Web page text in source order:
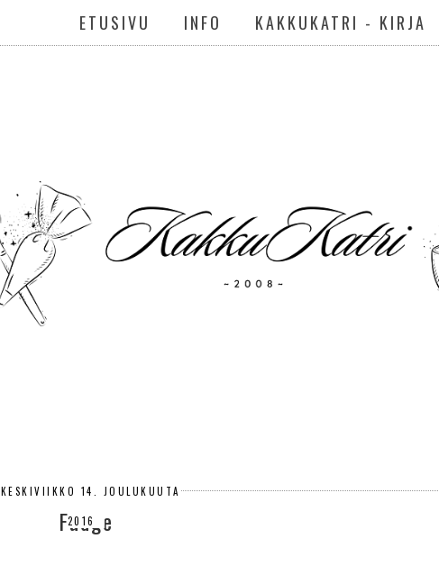
ETUSIVU INFO KAKKUKATRI - KIRJA
KESKIVIIKKO 14. JOULUKUUTA
2016
Fudge